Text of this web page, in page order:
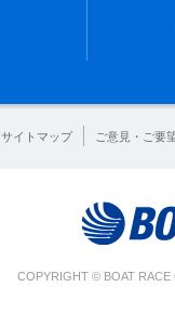
サイトマップ ご意見・ご要
COPYRIGHT © BOAT RACE